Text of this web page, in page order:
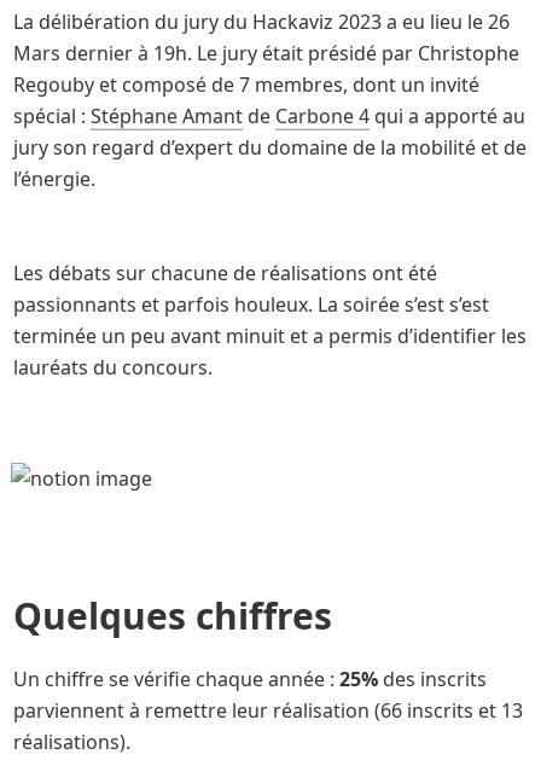
La délibération du jury du Hackaviz 2023 a eu lieu le 26
Mars dernier à 19h. Le jury était présidé par Christophe
Regouby et composé de 7 membres, dont un invité
spécial : Stéphane Amant de Carbone 4 qui a apporté au
jury son regard d’expert du domaine de la mobilité et de
l’énergie.
Les débats sur chacune de réalisations ont été
passionnants et parfois houleux. La soirée s’est s’est
terminée un peu avant minuit et a permis d’identifier les
lauréats du concours.
Quelques chiffres
Un chiffre se vérifie chaque année : 25% des inscrits
parviennent à remettre leur réalisation (66 inscrits et 13